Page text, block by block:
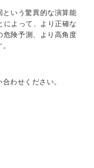
いう驚異的な演算能
によって、より正確な
危険予測、より高角度
わせください。